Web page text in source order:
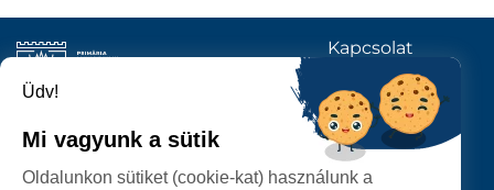
SZATMÁRNÉMETI
Kapcsolat
KÖVESSENEK
Üdv!
Mi vagyunk a sütik
Oldalunkon sütiket (cookie-kat) használunk a